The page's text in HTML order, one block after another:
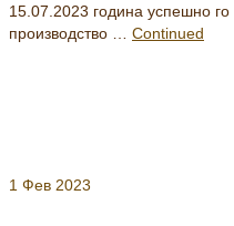
15.07.2023 година успешно
производство … Continued
1 Фев 2023